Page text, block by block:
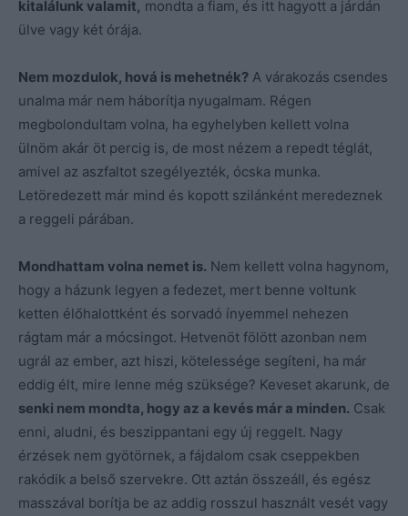
kitalálunk valamit, mondta a fiam, és itt hagyott a járdán
ülve vagy két órája.
Nem mozdulok, hová is mehetnék? A várakozás csendes
unalma már nem háborítja nyugalmam. Régen
megbolondultam volna, ha egyhelyben kellett volna
ülnöm akár öt percig is, de most nézem a repedt téglát,
amivel az aszfaltot szegélyezték, ócska munka.
Letöredezett már mind és kopott szilánként meredeznek
a reggeli párában.
Mondhattam volna nemet is. Nem kellett volna hagynom,
hogy a házunk legyen a fedezet, mert benne voltunk
ketten élőhalottként és sorvadó ínyemmel nehezen
rágtam már a mócsingot. Hetvenöt fölött azonban nem
ugrál az ember, azt hiszi, kötelessége segíteni, ha már
eddig élt, mire lenne még szüksége? Keveset akarunk, de
senki nem mondta, hogy az a kevés már a minden. Csak
enni, aludni, és beszippantani egy új reggelt. Nagy
érzések nem gyötörnek, a fájdalom csak cseppekben
rakódik a belső szervekre. Ott aztán összeáll, és egész
masszával borítja be az addig rosszul használt vesét vagy